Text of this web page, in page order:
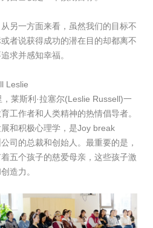
另一方面来看，虽然我们的目标不
者说获得成功的潜在目的却都离不
求并感知幸福。
Leslie
莱斯利·拉塞尔(Leslie Russell)一
工作者和人类精神的热情倡导者。
和积极心理学，是Joy break
司的总裁和创始人。最重要的是，
五个孩子的慈爱母亲，这些孩子激
造力。